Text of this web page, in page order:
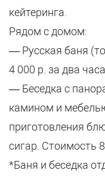
кейтеринга.
Рядом с домом:
— Русская баня
4 000 р. за два часа.
— Беседка с
камином и
приготовления
сигар. Стоимость 8
*Баня и беседка